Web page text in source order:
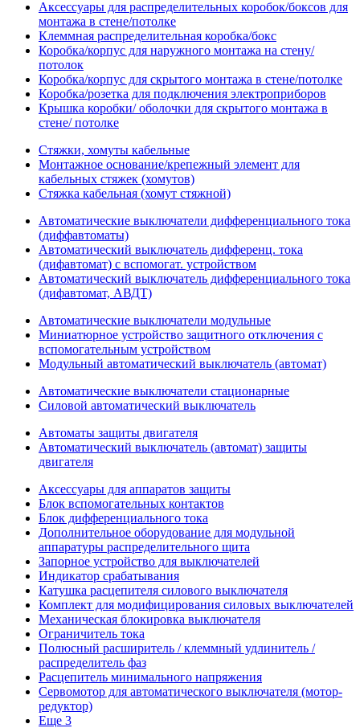
Аксессуары для распределительных коробок/боксов для
монтажа в стене/потолке
Клеммная распределительная коробка/бокс
Коробка/корпус для наружного монтажа на стену/
потолок
Коробка/корпус для скрытого монтажа в стене/потолке
Коробка/розетка для подключения электроприборов
Крышка коробки/ оболочки для скрытого монтажа в
стене/ потолке
Стяжки, хомуты кабельные
Монтажное основание/крепежный элемент для
кабельных стяжек (хомутов)
Стяжка кабельная (хомут стяжной)
Автоматические выключатели дифференциального тока
(диффавтоматы)
Автоматический выключатель дифференц. тока
(дифавтомат) с вспомогат. устройством
Автоматический выключатель дифференциального тока
(дифавтомат, АВДТ)
Автоматические выключатели модульные
Миниатюрное устройство защитного отключения с
вспомогательным устройством
Модульный автоматический выключатель (автомат)
Автоматические выключатели стационарные
Силовой автоматический выключатель
Автоматы защиты двигателя
Автоматический выключатель (автомат) защиты
двигателя
Аксессуары для аппаратов защиты
Блок вспомогательных контактов
Блок дифференциального тока
Дополнительное оборудование для модульной
аппаратуры распределительного щита
Запорное устройство для выключателей
Индикатор срабатывания
Катушка расцепителя силового выключателя
Комплект для модифицирования силовых выключателей
Механическая блокировка выключателя
Ограничитель тока
Полюсный расширитель / клеммный удлинитель /
распределитель фаз
Расцепитель минимального напряжения
Сервомотор для автоматического выключателя (мотор-
редуктор)
Еще 3